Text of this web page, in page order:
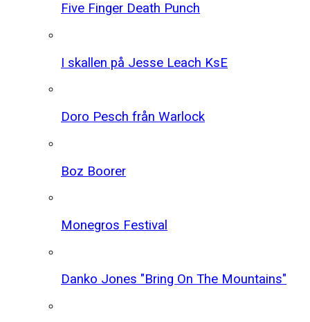
Five Finger Death Punch
I skallen på Jesse Leach KsE
Doro Pesch från Warlock
Boz Boorer
Monegros Festival
Danko Jones "Bring On The Mountains"